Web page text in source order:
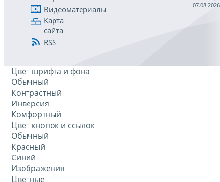
Видеоматериалы
Карта
сайта
RSS
07.08.2026
Цвет шрифта и фона
Обычный
Контрастный
Инверсия
Комфортный
Цвет кнопок и ссылок
Обычный
Красный
Синий
Изображения
Цветные